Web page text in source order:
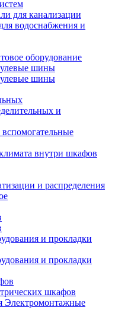
для канализации
водоснабжения и
оборудование
шины
шины
и
внутри шкафов
и распределения
и прокладки
и прокладки
шкафов
Электромонтажные